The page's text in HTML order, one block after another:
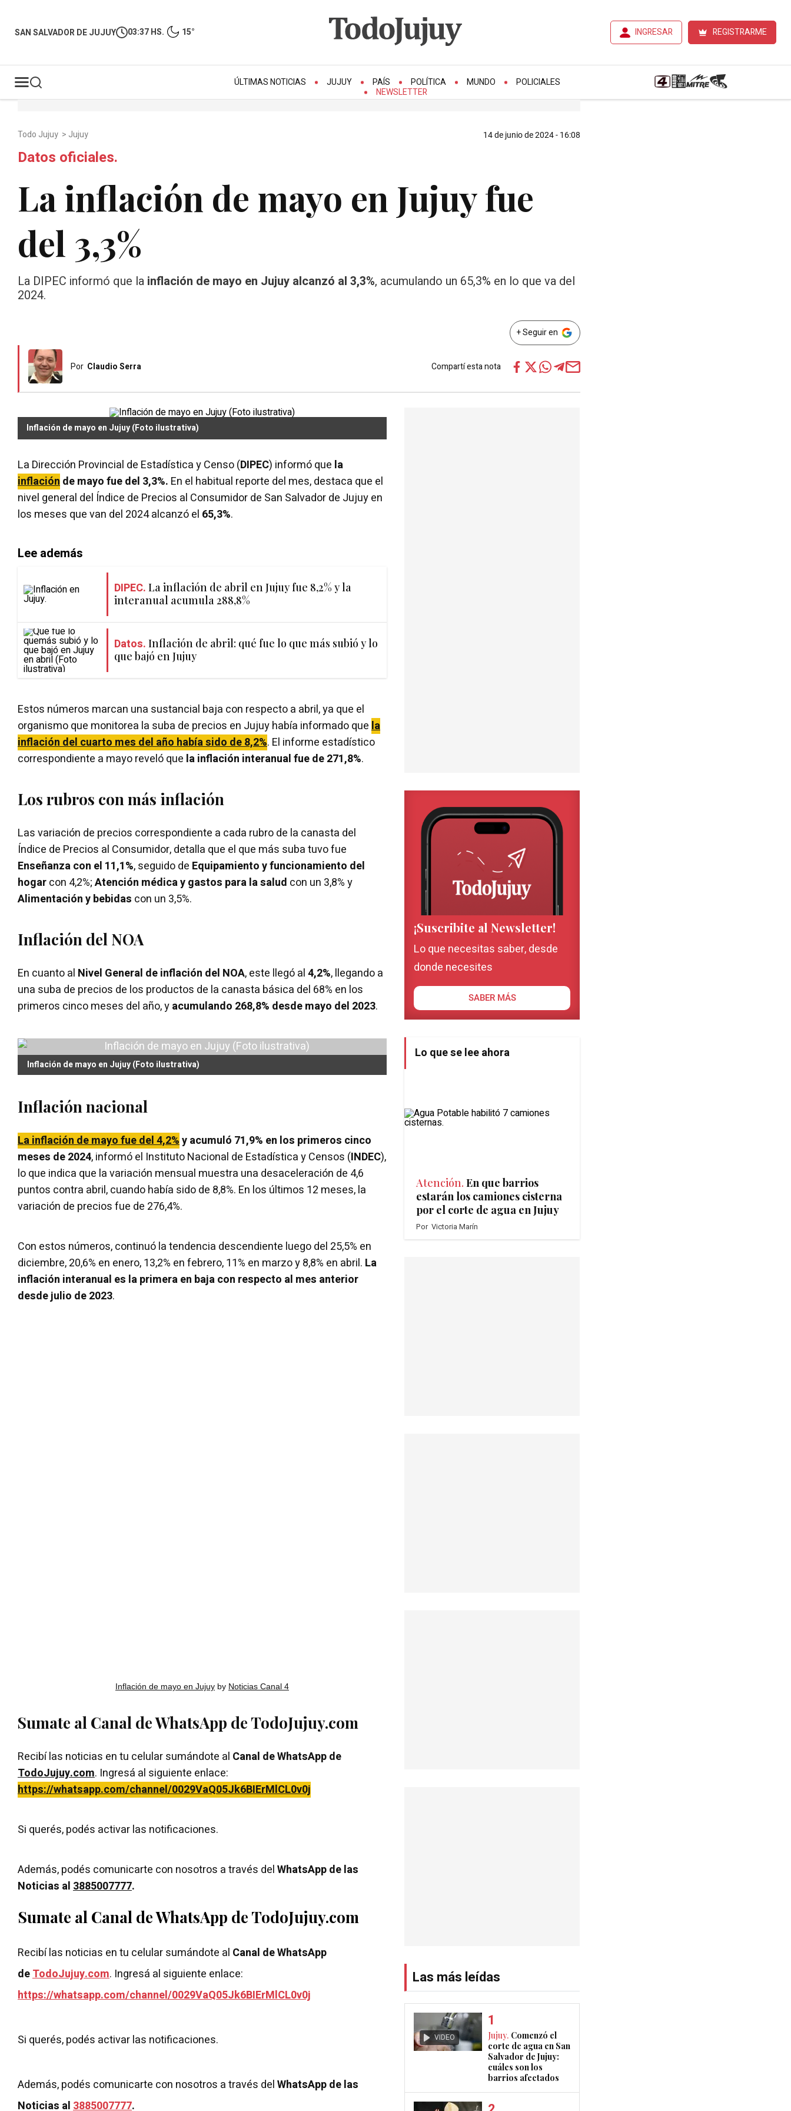
SAN SALVADOR DE JUJUY 03:37 HS. 15° INGRESAR REGISTRARME
ÚLTIMAS NOTICIAS JUJUY PAÍS POLÍTICA MUNDO
POLICIALES
NEWSLETTER
Todo Jujuy > Jujuy 14 de junio de 2024 - 16:08
Datos oficiales.
La inflación de mayo en Jujuy fue
del 3,3%
La DIPEC informó que la inflación de mayo en Jujuy alcanzó al 3,3%, acumulando un 65,3% en lo que va del
2024.
+ Seguir en
Por Claudio Serra Compartí esta nota
Inflación de mayo en Jujuy (Foto ilustrativa)
La Dirección Provincial de Estadística y Censo (DIPEC) informó que la
inflaciónde mayo fue del 3,3%. En el habitual reporte del mes, destaca que el
nivel general del Índice de Precios al Consumidor de San Salvador de Jujuy en
los meses que van del 2024 alcanzó el 65,3%.
Lee además
DIPEC. La inflación de abril en Jujuy fue 8,2% y la
interanual acumula 288,8%
Datos. Inflación de abril: qué fue lo que más subió y lo
que bajó en Jujuy
Estos números marcan una sustancial baja con respecto a abril, ya que el
organismo que monitorea la suba de precios en Jujuy había informado quela
inflación del cuarto mes del año había sido de 8,2%. El informe estadístico
correspondiente a mayo reveló que la inflación interanual fue de 271,8%.
Los rubros con más inflación
Las variación de precios correspondiente a cada rubro de la canasta del
Índice de Precios al Consumidor, detalla que el que más suba tuvo fue
Enseñanza con el 11,1%, seguido de Equipamiento y funcionamiento del
hogarcon 4,2%;Atención médica y gastos para la salud con un 3,8% y
Alimentación y bebidas con un 3,5%.
Inflación del NOA
En cuanto al Nivel General de inflación del NOA, este llegó al4,2%, llegando a
una suba de precios de los productos de la canasta básica del 68% en los
primeros cinco meses del año, yacumulando 268,8% desde mayo del 2023.
Inflación de mayo en Jujuy (Foto ilustrativa)
Inflación nacional
La inflación de mayo fue del 4,2%y acumuló 71,9% en los primeros cinco
meses de 2024, informó el Instituto Nacional de Estadística y Censos (INDEC),
lo que indica que la variación mensual muestra una desaceleración de 4,6
puntos contra abril, cuando había sido de 8,8%. En los últimos 12 meses, la
variación de precios fue de 276,4%.
Con estos números, continuó la tendencia descendiente luego del 25,5% en
diciembre, 20,6% en enero, 13,2% en febrero, 11% en marzo y 8,8% en abril. La
inflación interanual es la primera en baja con respecto al mes anterior
desde julio de 2023.
Inflación de mayo en Jujuy by Noticias Canal 4
Sumate al Canal de WhatsApp de TodoJujuy.com
Recibí las noticias en tu celular sumándote al Canal de WhatsApp de
TodoJujuy.com. Ingresá al siguiente enlace:
https://whatsapp.com/channel/0029VaQ05Jk6BIErMlCL0v0j
Si querés, podés activar las notificaciones.
Además, podés comunicarte con nosotros a través delWhatsApp de las
Noticias al3885007777.
Sumate al Canal de WhatsApp de TodoJujuy.com
Recibí las noticias en tu celular sumándote al Canal de WhatsApp
deTodoJujuy.com. Ingresá al siguiente enlace:
https://whatsapp.com/channel/0029VaQ05Jk6BIErMlCL0v0j
Si querés, podés activar las notificaciones.
Además, podés comunicarte con nosotros a través delWhatsApp de las
Noticias al3885007777.
¡Suscribite al Newsletter!
Lo que necesitas saber, desde
donde necesites
SABER MÁS
Lo que se lee ahora
Atención. En que barrios
estarán los camiones cisterna
por el corte de agua en Jujuy
Por Victoria Marín
Las más leídas
VIDEO Jujuy. Comenzó el
corte de agua en San
Salvador de Jujuy:
cuáles son los
barrios afectados